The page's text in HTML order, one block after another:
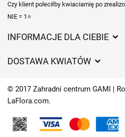
Czy klient poleciłby kwiaciarnię po
NIE = 1⭐
INFORMACJE DLA CIEBIE
Czasy dostawy kwiatów –
DOSTAWA KWIATÓW
Gdzie dostarczamy kwiaty
Kontakt
© 2017 Zahradní centrum GAMI |
LaFlora.com.